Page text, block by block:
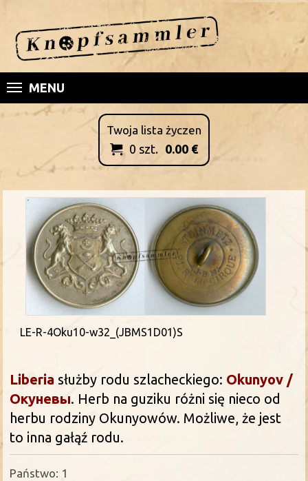
MENU
Twoja lista życzen
 0 szt. 0.00 €
LE-R-4Oku10-w32_(JBMS1D01)S
Liberia służby rodu szlacheckiego: Okunyov /
Окуневы. Herb na guziku różni się nieco od
herbu rodziny Okunyowów. Możliwe, że jest
to inna gałąź rodu.
Państwo: 1